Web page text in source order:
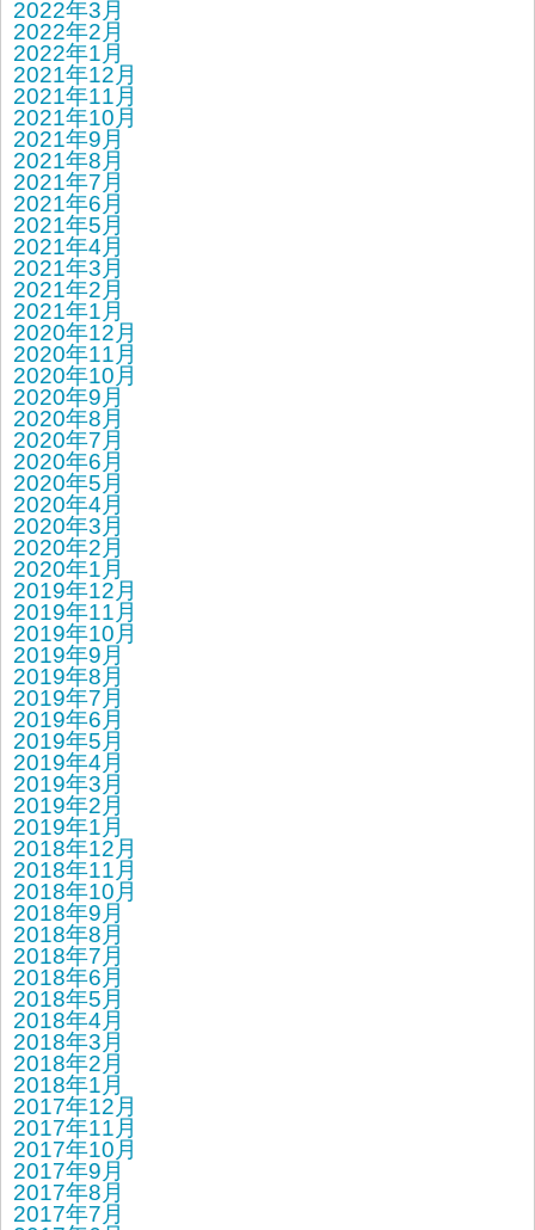
2022年3月
2022年2月
2022年1月
2021年12月
2021年11月
2021年10月
2021年9月
2021年8月
2021年7月
2021年6月
2021年5月
2021年4月
2021年3月
2021年2月
2021年1月
2020年12月
2020年11月
2020年10月
2020年9月
2020年8月
2020年7月
2020年6月
2020年5月
2020年4月
2020年3月
2020年2月
2020年1月
2019年12月
2019年11月
2019年10月
2019年9月
2019年8月
2019年7月
2019年6月
2019年5月
2019年4月
2019年3月
2019年2月
2019年1月
2018年12月
2018年11月
2018年10月
2018年9月
2018年8月
2018年7月
2018年6月
2018年5月
2018年4月
2018年3月
2018年2月
2018年1月
2017年12月
2017年11月
2017年10月
2017年9月
2017年8月
2017年7月